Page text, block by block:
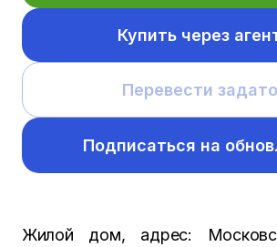
Купить через
Перевести
Подписаться на
Жилой дом, адрес: